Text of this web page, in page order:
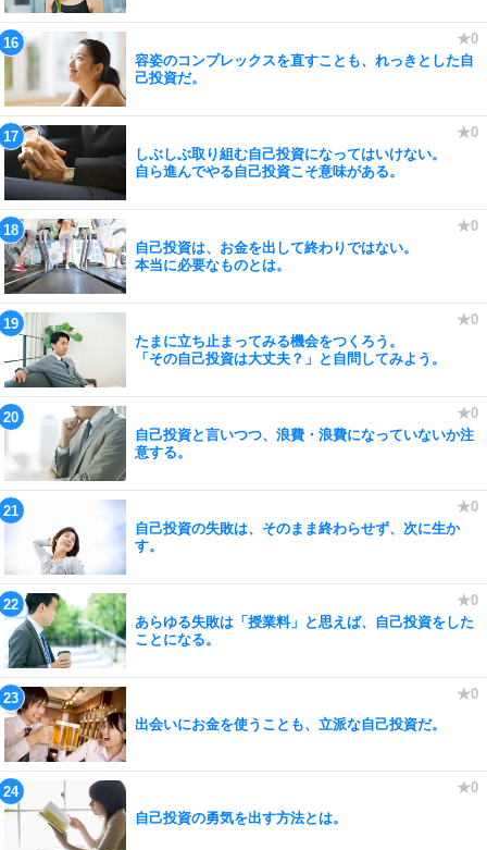
容姿のコンプレックスを直すことも、れっきとした自
己投資だ。
しぶしぶ取り組む自己投資になってはいけない。
自ら進んでやる自己投資こそ意味がある。
自己投資は、お金を出して終わりではない。
本当に必要なものとは。
たまに立ち止まってみる機会をつくろう。
「その自己投資は大丈夫？」と自問してみよう。
自己投資と言いつつ、浪費・浪費になっていないか注
意する。
自己投資の失敗は、そのまま終わらせず、次に生か
す。
あらゆる失敗は「授業料」と思えば、自己投資をした
ことになる。
出会いにお金を使うことも、立派な自己投資だ。
自己投資の勇気を出す方法とは。